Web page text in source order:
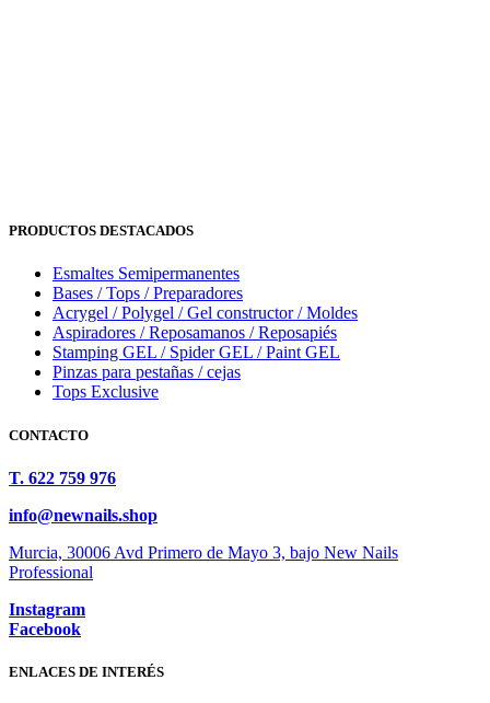
PRODUCTOS DESTACADOS
Esmaltes Semipermanentes
Bases / Tops / Preparadores
Acrygel / Polygel / Gel constructor / Moldes
Aspiradores / Reposamanos / Reposapiés
Stamping GEL / Spider GEL / Paint GEL
Pinzas para pestañas / cejas
Tops Exclusive
CONTACTO
T. 622 759 976
info@newnails.shop
Murcia, 30006 Avd Primero de Mayo 3, bajo New Nails
Professional
Instagram
Facebook
ENLACES DE INTERÉS